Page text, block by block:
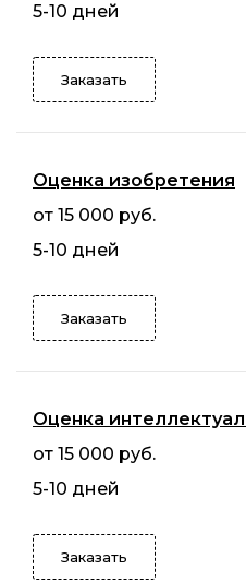
5-10 дней
Заказать
Оценка изобретения
от 15 000 руб.
5-10 дней
Заказать
Оценка
от 15 000 руб.
5-10 дней
Заказать